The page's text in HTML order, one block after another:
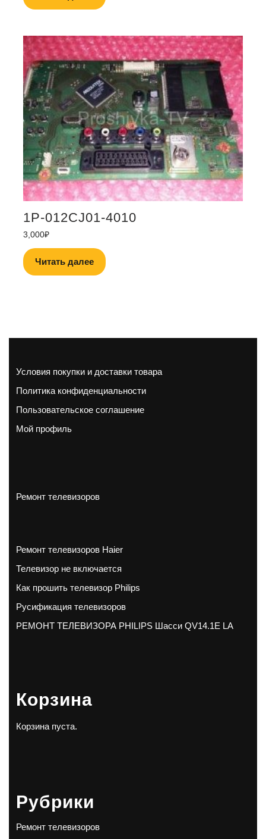
1P-012CJ01-4010
3,000₽
Читать далее
Условия покупки и доставки товара
Политика конфиденциальности
Пользовательское соглашение
Мой профиль
Ремонт телевизоров
Ремонт телевизоров Haier
Телевизор не включается
Как прошить телевизор Philips
Русификация телевизоров
РЕМОНТ ТЕЛЕВИЗОРА PHILIPS Шасси QV14.1E LA
Корзина
Корзина пуста.
Рубрики
Ремонт телевизоров